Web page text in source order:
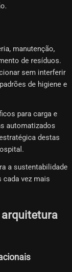
manutenção,
de resíduos.
sem interferir
de higiene e
para carga e
automatizados
destas
a sustentabilidade
vez mais
arquitetura